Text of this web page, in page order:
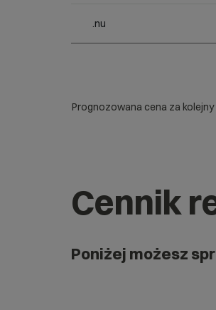
.nu
Prognozowana cena za
Cennik
Poniżej możesz